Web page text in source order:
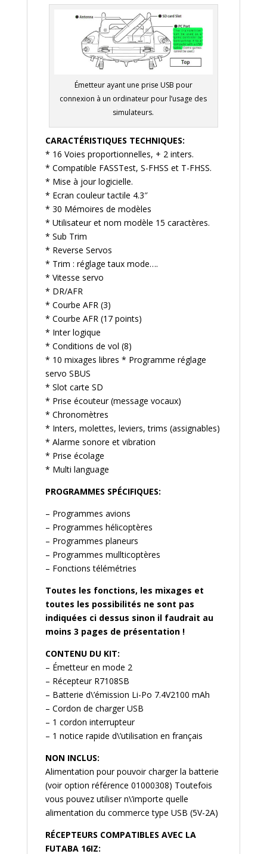
Émetteur ayant une prise USB pour
connexion à un ordinateur pour l’usage des
simulateurs.
CARACTÉRISTIQUES TECHNIQUES:
* 16 Voies proportionnelles, + 2 inters.
* Compatible FASSTest, S-FHSS et T-FHSS.
* Mise à jour logicielle.
* Ecran couleur tactile 4.3″
* 30 Mémoires de modèles
* Utilisateur et nom modèle 15 caractères.
* Sub Trim
* Reverse Servos
* Trim : réglage taux mode….
* Vitesse servo
* DR/AFR
* Courbe AFR (3)
* Courbe AFR (17 points)
* Inter logique
* Conditions de vol (8)
* 10 mixages libres * Programme réglage
servo SBUS
* Slot carte SD
* Prise écouteur (message vocaux)
* Chronomètres
* Inters, molettes, leviers, trims (assignables)
* Alarme sonore et vibration
* Prise écolage
* Multi language
PROGRAMMES SPÉCIFIQUES:
– Programmes avions
– Programmes hélicoptères
– Programmes planeurs
– Programmes mullticoptères
– Fonctions télémétries
Toutes les fonctions, les mixages et
toutes les possibilités ne sont pas
indiquées ci dessus sinon il faudrait au
moins 3 pages de présentation !
CONTENU DU KIT:
– Émetteur en mode 2
– Récepteur R7108SB
– Batterie d\’émission Li-Po 7.4V2100 mAh
– Cordon de charger USB
– 1 cordon interrupteur
– 1 notice rapide d\’utilisation en français
NON INCLUS:
Alimentation pour pouvoir charger la batterie
(voir option référence 01000308) Toutefois
vous pouvez utiliser n\’importe quelle
alimentation du commerce type USB (5V-2A)
RÉCEPTEURS COMPATIBLES AVEC LA
FUTABA 16IZ: